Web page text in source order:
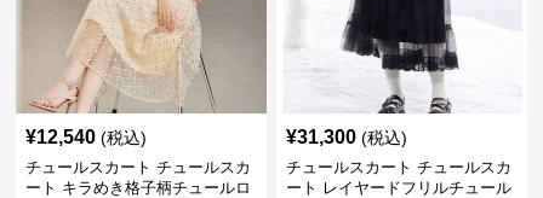
¥12,540 (税込)
チュールスカート チュールスカ
ート キラめき格子柄チュールロ
¥31,300 (税込)
チュールスカート チュールスカ
ート レイヤードフリルチュール